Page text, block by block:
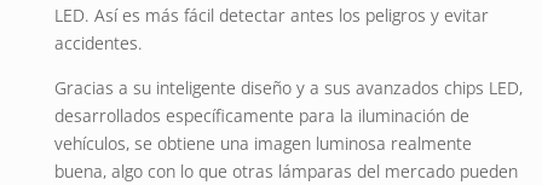
LED. Así es más fácil detectar antes los peligros y evitar
accidentes.
Gracias a su inteligente diseño y a sus avanzados chips LED,
desarrollados específicamente para la iluminación de
vehículos, se obtiene una imagen luminosa realmente
buena, algo con lo que otras lámparas del mercado pueden